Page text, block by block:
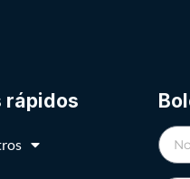
rápidos